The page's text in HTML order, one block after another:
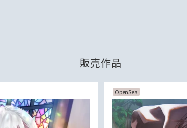
販売作品
OpenSea